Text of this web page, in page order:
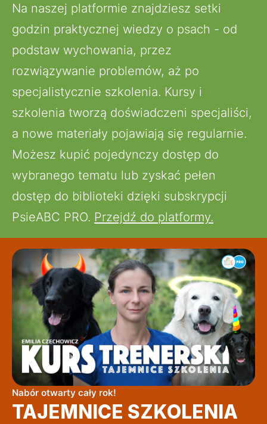
Na naszej platformie znajdziesz setki
godzin praktycznej wiedzy o psach - od
podstaw wychowania, przez
rozwiązywanie problemów, aż po
specjalistycznie szkolenia. Kursy i
szkolenia tworzą doświadczeni specjaliści,
a nowe materiały pojawiają się regularnie.
Możesz kupić pojedynczy dostęp do
wybranego tematu lub zyskać pełen
dostęp do biblioteki dzięki subskrypcji
PsieABC PRO. Przejdź do platformy.
Nabór otwarty cały rok!
TAJEMNICE SZKOLENIA